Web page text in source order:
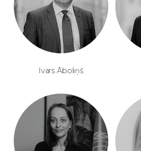
Ivars Āboliņš